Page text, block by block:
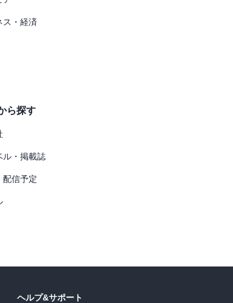
ス・経済
ら探す
ル・掲載誌
配信予定
ヘルプ&サポート